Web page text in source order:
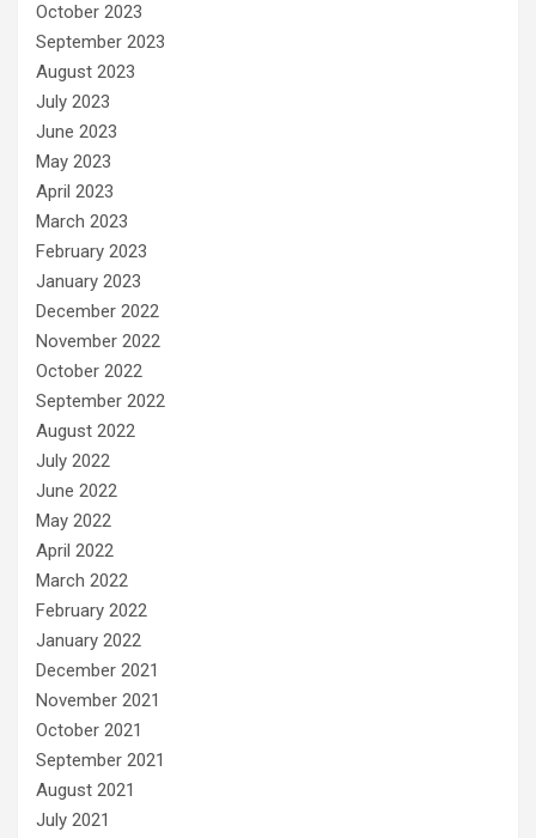
October 2023
September 2023
August 2023
July 2023
June 2023
May 2023
April 2023
March 2023
February 2023
January 2023
December 2022
November 2022
October 2022
September 2022
August 2022
July 2022
June 2022
May 2022
April 2022
March 2022
February 2022
January 2022
December 2021
November 2021
October 2021
September 2021
August 2021
July 2021